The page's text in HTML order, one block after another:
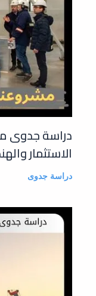
دراسة جدوى
الاستثمار
دراسة جدوى